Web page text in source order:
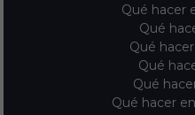
Qué hacer
Qué
Qué
Qué
Qué
Qué hacer